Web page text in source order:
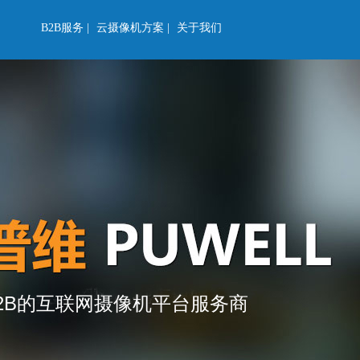
B2B服务 | 云摄像机方案 | 关于我们
的互联网摄像机平台服务商